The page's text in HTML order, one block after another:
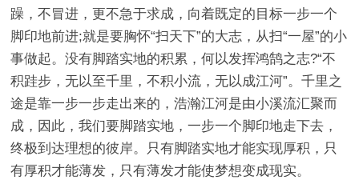
躁，不冒进，更不急于求成，向着既定的目标一步一个
脚印地前进;就是要胸怀“扫天下”的大志，从扫“一屋”的小
事做起。没有脚踏实地的积累，何以发挥鸿鹄之志?“不
积跬步，无以至千里，不积小流，无以成江河”。千里之
途是靠一步一步走出来的，浩瀚江河是由小溪流汇聚而
成，因此，我们要脚踏实地，一步一个脚印地走下去，
终极到达理想的彼岸。只有脚踏实地才能实现厚积，只
有厚积才能薄发，只有薄发才能使梦想变成现实。